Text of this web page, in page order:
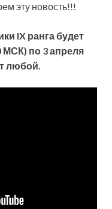
эту новость!!!
IX ранга будет
МСК) по 3 апреля
любой.